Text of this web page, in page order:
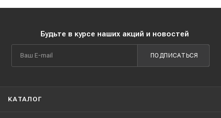
Будьте в курсе наших акций и новостей
ПОДПИСАТЬСЯ
КАТАЛОГ